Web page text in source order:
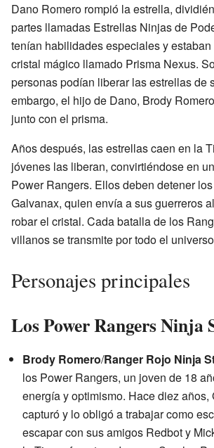
Dano Romero rompió la estrella,
partes llamadas Estrellas Ninjas de
tenían habilidades especiales y
cristal mágico llamado Prisma Nexus.
personas podían liberar las estrellas de
embargo, el hijo de Dano, Brody
junto con el prisma.
Años después, las estrellas caen en la
jóvenes las liberan, convirtiéndose en
Power Rangers. Ellos deben detener
Galvanax, quien envía a sus guerreros
robar el cristal. Cada batalla de los
villanos se transmite por todo el
Personajes principales
Los Power Rangers Ninja
Brody Romero/Ranger Rojo Ninja
los Power Rangers, un joven de 18
energía y optimismo. Hace diez años,
capturó y lo obligó a trabajar como
escapar con sus amigos Redbot y